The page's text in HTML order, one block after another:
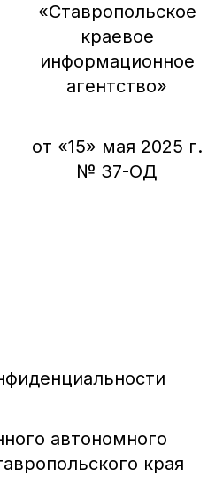
«Ставропольское
краевое
информационное
агентство»
от «15» мая 2025 г.
№ 37-ОД
автономного
края